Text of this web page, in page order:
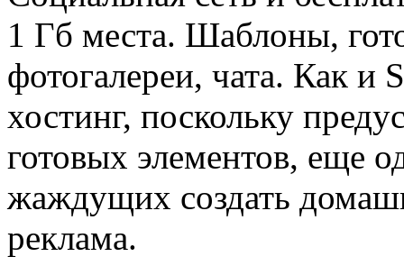
1 Гб места. Шаблоны,
фотогалереи, чата. Как и
хостинг, поскольку
готовых элементов, еще
жаждущих создать
реклама.